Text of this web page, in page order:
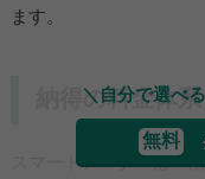
ます。
納得の料金体系
スマートレーダーは一
＼自分で選べ
無料